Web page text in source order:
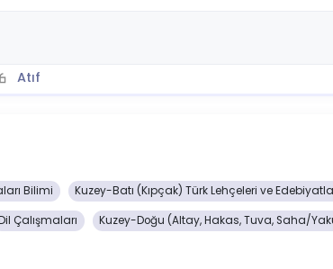
Atıf
Bilimi Kuzey-Batı (Kıpçak) Türk Lehçeleri ve
Çalışmaları Kuzey-Doğu (Altay, Hakas, Tuva, Saha/